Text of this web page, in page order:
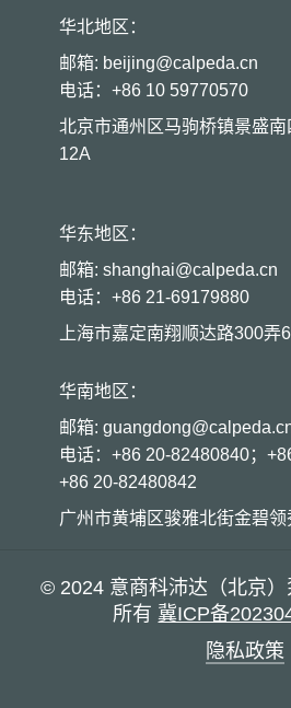
华北地区：
邮箱: beijing@calpeda.cn
电话：+86 10 59770570
北京市通州区马驹桥镇景盛
12A
华东地区：
邮箱: shanghai@calpeda.cn
电话：+86 21-69179880
上海市嘉定南翔顺达路300弄
华南地区：
邮箱:
电话：+86 20-82480840；
+86 20-82480842
广州市黄埔区骏雅北街金碧
© 2024 意商科沛达（北京
所有冀ICP备
隐私政策